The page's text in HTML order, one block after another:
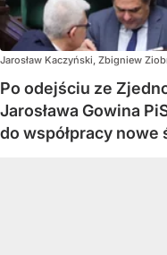
Jarosław Kaczyński, Zbigniew
Po odejściu ze
Jarosława Gowina
do współpracy nowe